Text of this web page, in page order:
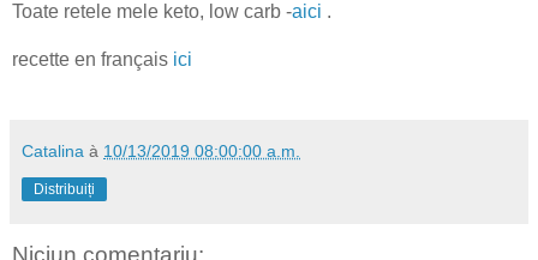
Toate retele mele keto, low carb -aici .
recette en français ici
Catalina à 10/13/2019 08:00:00 a.m.
Distribuiți
Niciun comentariu: